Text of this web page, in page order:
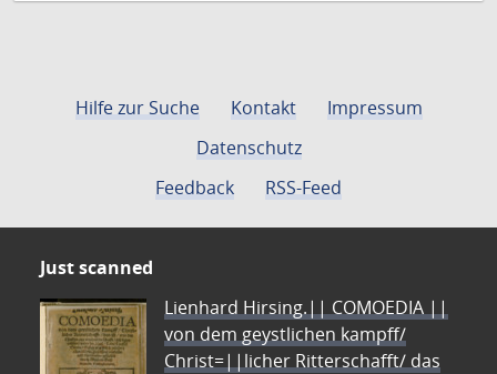
Hilfe zur Suche Kontakt
Impressum
Datenschutz
Feedback
RSS-Feed
Just scanned
Lienhard Hirsing.|| COMOEDIA ||
von dem geystlichen kampff/
Christ=||licher Ritterschafft/ das